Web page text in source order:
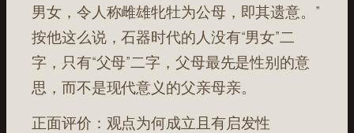
男女，令人称雌雄牝牡为公母，即其遗意。”
按他这么说，石器时代的人没有“男女”二
字，只有“父母”二字，父母最先是性别的意
思，而不是现代意义的父亲母亲。
正面评价：观点为何成立且有启发性